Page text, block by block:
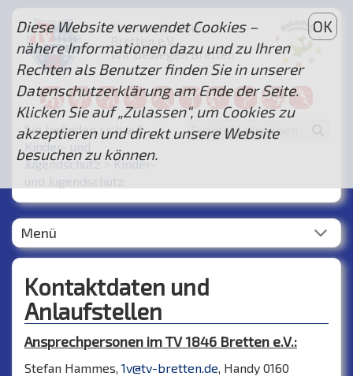
Turnverein 1846
Bretten e.V.
Wir bewegen Bretten
...
Sie befinden sich auf:
Kinder- und
Jugendschutz >Kinder-
und Jugendschutz
Menü
Kontaktdaten und
Anlaufstellen
Ansprechpersonen im TV 1846 Bretten e.V.:
Stefan Hammes, 1v@tv-bretten.de, Handy 0160
Diese Website verwendet Cookies –
nähere Informationen dazu und zu Ihren
Rechten als Benutzer finden Sie in unserer
Datenschutzerklärung am Ende der Seite.
Klicken Sie auf „Zulassen“, um Cookies zu
akzeptieren und direkt unsere Website
besuchen zu können.
OK